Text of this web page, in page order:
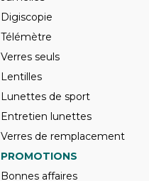
Digiscopie
Télémètre
Verres seuls
Lentilles
Lunettes de sport
Entretien lunettes
Verres de remplacement
PROMOTIONS
Bonnes affaires